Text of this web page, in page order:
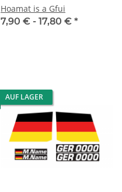
Hoamat is a Gfui
7,90 € - 17,80 € *
AUF LAGER